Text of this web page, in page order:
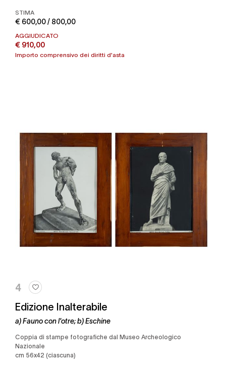
STIMA
€ 600,00 / 800,00
AGGIUDICATO
€ 910,00
Importo comprensivo dei diritti d'asta
4
Edizione Inalterabile
a) Fauno con l'otre; b) Eschine
Coppia di stampe fotografiche dal Museo Archeologico
Nazionale
cm 56x42 (ciascuna)